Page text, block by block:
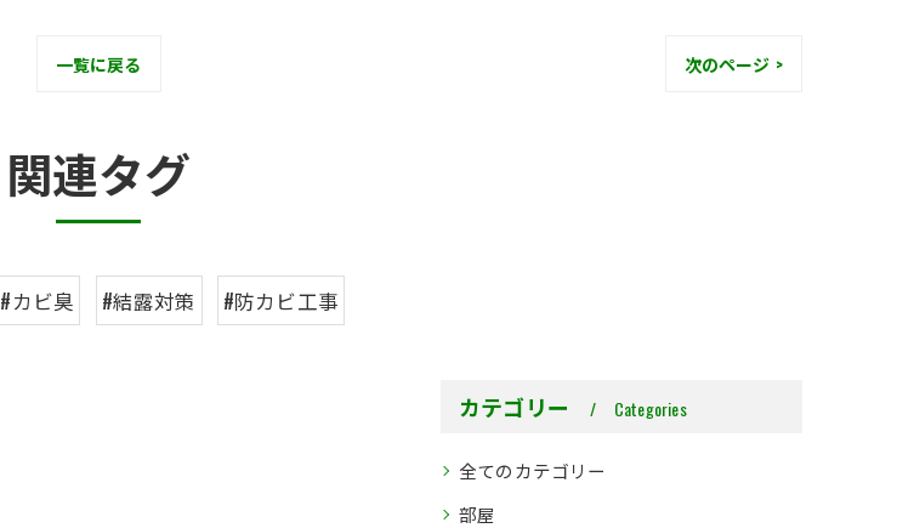
一覧に戻る 次のページ >
関連タグ
#カビ臭 #結露対策 #防カビ工事
カテゴリー Categories
全てのカテゴリー
部屋